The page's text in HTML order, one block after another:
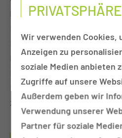
betreuen. Dabei arbeiten wir
Berufsgruppen
Physiotherapie,
Expertinnen und Experten
Ernährungsberatung und
zusammen.
WAS SIND
PRIVATSPHÄRE
Wir verwenden Cookies,
Anzeigen zu
soziale Medien anbieten
Zugriffe auf unsere
Außerdem geben wir
Verwendung unserer
Partner für soziale